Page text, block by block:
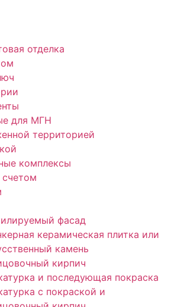
отделка
для МГН
территорией
комплексы
фасад
керамическая плитка или
камень
кирпич
и последующая покраска
с покраской и